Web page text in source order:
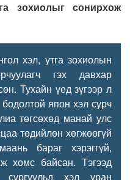
зохиолыг сонирхож
хэл, утга зохиолын
гэх давхар
Тухайн үед зүгээр л
япон хэл сурч
төгсөхөд манай улс
төдийлөн хөгжөөгүй
бараг хэрэггүй,
хомс байсан. Тэгээд
хэл уран